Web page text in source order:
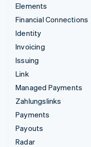
Elements
Financial Connections
Identity
Invoicing
Issuing
Link
Managed Payments
Zahlungslinks
Payments
Payouts
Radar